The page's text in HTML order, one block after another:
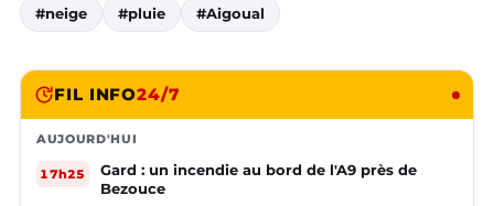
#neige #pluie #Aigoual
FIL INFO24/7
AUJOURD'HUI
17h25
Gard : un incendie au bord de l'A9 près de
Bezouce